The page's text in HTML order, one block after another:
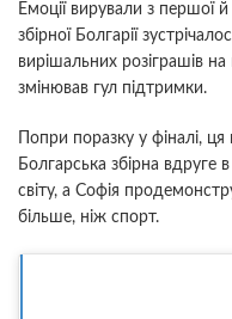
Емоції вирували з першої
збірної Болгарії
вирішальних розіграшів
змінював гул підтримки.
Попри поразку у фіналі, ця
Болгарська збірна вдруге
світу, а Софія
більше, ніж спорт.